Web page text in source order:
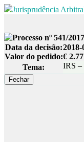
Jurisprudência
Processo nº 541/
Data da decisão:2018-
Valor do pedido:€
Tema:
IRS –